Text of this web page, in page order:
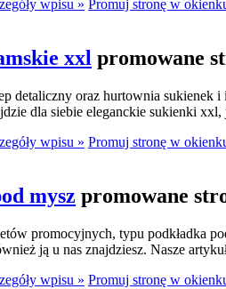
wpisu » Promuj stronę w
xxl promowane
detaliczny oraz hurtownia sukienek
dla siebie eleganckie sukienki
wpisu » Promuj stronę w
mysz promowane
promocyjnych, typu podkładka
ją u nas znajdziesz. Nasze
wpisu » Promuj stronę w